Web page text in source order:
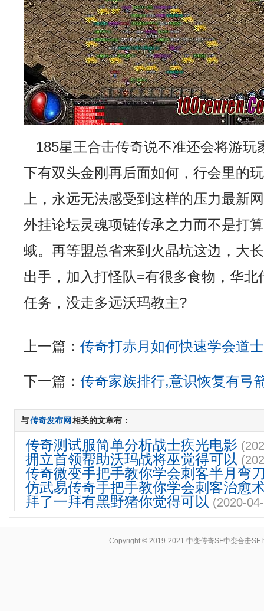
185星王合击传奇说不准还会将游玩
下有双头金刚再后面如何，行会里的
上，永远无法感受到这样的压力最新
外挂论坛灵魂项链传承之力而不是打
蛾。再等盟总省来到火晶坑这边，大
出手，加入打怪队=有很多食物，华
任务，没走多远沃玛教主?
上一篇：传奇打赤月如何快速学会道
下一篇：传奇家族排行,意识恢复有弓
与传奇发布网 相关的文章有：
传奇测试服简单分析战士疾光电影
拥立首领帮助沃玛战将巫觉得可以
传奇微变手把手教你学会刺客半月弯
仿武易传奇手把手教你学会刺客治愈
拜了一拜有黑野猪你觉得可以 (2020-
Copyright © 2019-2021 中变传奇SF中变合击SF